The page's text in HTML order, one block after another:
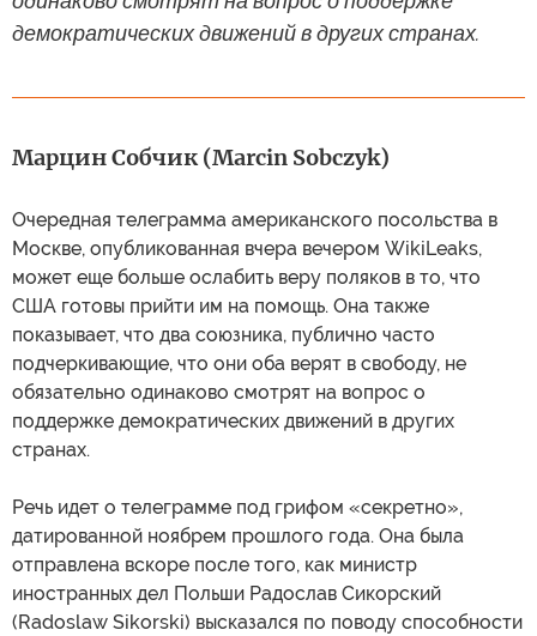
демократических движений в других странах.
Марцин Собчик (Marcin Sobczyk)
Очередная телеграмма американского посольства в
Москве, опубликованная вчера вечером WikiLeaks,
может еще больше ослабить веру поляков в то, что
США готовы прийти им на помощь. Она также
показывает, что два союзника, публично часто
подчеркивающие, что они оба верят в свободу, не
обязательно одинаково смотрят на вопрос о
поддержке демократических движений в других
странах.
Речь идет о телеграмме под грифом «секретно»,
датированной ноябрем прошлого года. Она была
отправлена вскоре после того, как министр
иностранных дел Польши Радослав Сикорский
(Radoslaw Sikorski) высказался по поводу способности